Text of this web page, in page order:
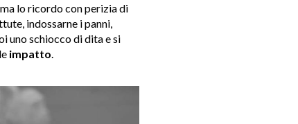
lo ricordo con perizia di
indossarne i panni,
uno schiocco di dita e si
impatto